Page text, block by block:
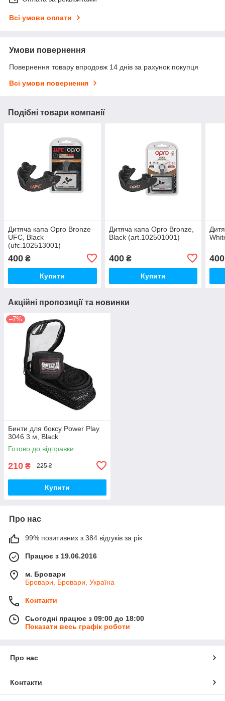
Всі умови оплати
Умови повернення
Повернення товару впродовж 14 днів за рахунок покупця
Всі умови повернення
Подібні товари компанії
Дитяча капа Opro Bronze
UFC, Black
(ufc.102513001)
400 ₴
Купити
Дитяча капа Opro Bronze,
Black (art.102501001)
400₴
Купити
400
Акційні пропозиції та новинки
–7%
Бинти для боксу Power Play
3046 3 м, Black
Готово до відправки
210 ₴ 225 ₴
Купити
Про нас
99% позитивних з 384 відгуків за рік
Працює з 19.06.2016
м. Бровари
Бровари, Бровари, Україна
Контакти
Сьогодні працює з 09:00 до 18:00
Показати весь графік роботи
Про нас
Контакти